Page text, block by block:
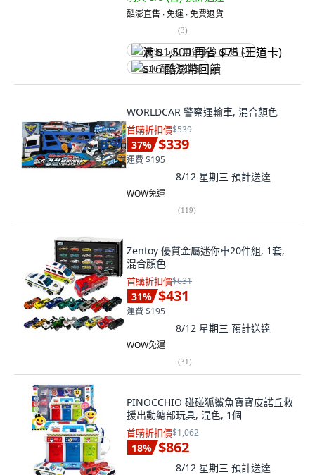
酷澎直售 ∙ 免運 ∙ 免費退貨
(3)
满 $1,500 再省 $75 (王道卡)
$16 酷澎幣回饋
WORLDCAR 警察運輸車, 混合顏色
首購折扣價$539
37% $339
運費 $195
8/12 星期三 預計送達
WOW免運
(119)
Zentoy 優質金屬迷你車20件組, 1套,
混合顏色
首購折扣價$631
31% $431
運費 $195
8/12 星期三 預計送達
WOW免運
(31)
PINOCCHIO 碰碰狐鯊魚寶寶皮諾丘救
援出動總部玩具, 混色, 1個
首購折扣價$1,062
18% $862
8/12 星期三 預計送達